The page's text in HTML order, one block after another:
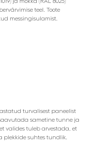
teel. Toote
messingisulamist.
turvalisest paneelist
saavutada sametine tunne ja
valides tuleb arvestada, et
suhtes tundlik.